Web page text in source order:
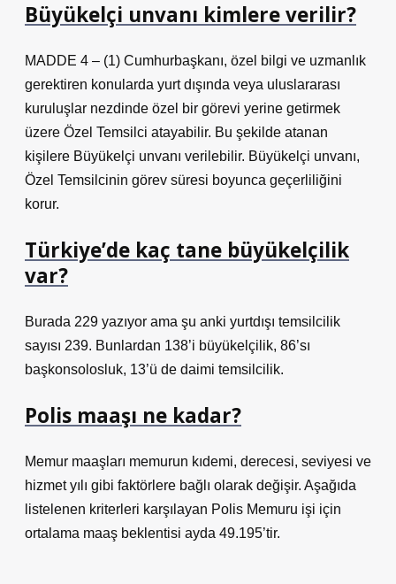
Büyükelçi unvanı kimlere verilir?
MADDE 4 – (1) Cumhurbaşkanı, özel bilgi ve uzmanlık
gerektiren konularda yurt dışında veya uluslararası
kuruluşlar nezdinde özel bir görevi yerine getirmek
üzere Özel Temsilci atayabilir. Bu şekilde atanan
kişilere Büyükelçi unvanı verilebilir. Büyükelçi unvanı,
Özel Temsilcinin görev süresi boyunca geçerliliğini
korur.
Türkiye’de kaç tane büyükelçilik
var?
Burada 229 yazıyor ama şu anki yurtdışı temsilcilik
sayısı 239. Bunlardan 138’i büyükelçilik, 86’sı
başkonsolosluk, 13’ü de daimi temsilcilik.
Polis maaşı ne kadar?
Memur maaşları memurun kıdemi, derecesi, seviyesi ve
hizmet yılı gibi faktörlere bağlı olarak değişir. Aşağıda
listelenen kriterleri karşılayan Polis Memuru işi için
ortalama maaş beklentisi ayda 49.195’tir.